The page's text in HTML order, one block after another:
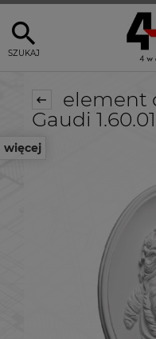
SZUKAJ
więcej
element
Gaudi